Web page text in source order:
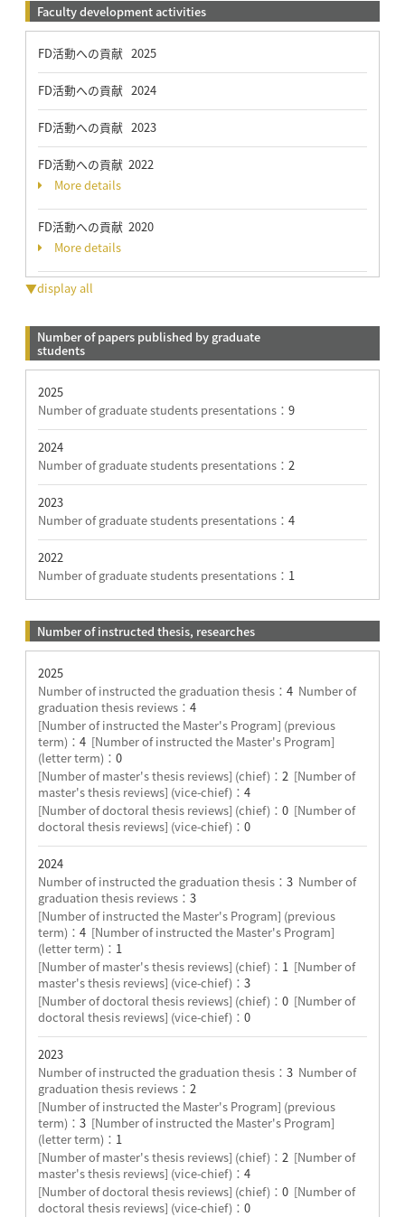
Faculty development activities
FD活動への貢献 2025
FD活動への貢献 2024
FD活動への貢献 2023
FD活動への貢献 2022
More details
FD活動への貢献 2020
More details
▼display all
Number of papers published by graduate
students
2025
Number of graduate students presentations： 9
2024
Number of graduate students presentations： 2
2023
Number of graduate students presentations： 4
2022
Number of graduate students presentations： 1
Number of instructed thesis, researches
2025
Number of instructed the graduation thesis： 4 Number of
graduation thesis reviews： 4
[Number of instructed the Master's Program] (previous
term)： 4 [Number of instructed the Master's Program]
(letter term)： 0
[Number of master's thesis reviews] (chief)： 2 [Number of
master's thesis reviews] (vice-chief)： 4
[Number of doctoral thesis reviews] (chief)： 0 [Number of
doctoral thesis reviews] (vice-chief)： 0
2024
Number of instructed the graduation thesis： 3 Number of
graduation thesis reviews： 3
[Number of instructed the Master's Program] (previous
term)： 4 [Number of instructed the Master's Program]
(letter term)： 1
[Number of master's thesis reviews] (chief)： 1 [Number of
master's thesis reviews] (vice-chief)： 3
[Number of doctoral thesis reviews] (chief)： 0 [Number of
doctoral thesis reviews] (vice-chief)： 0
2023
Number of instructed the graduation thesis： 3 Number of
graduation thesis reviews： 2
[Number of instructed the Master's Program] (previous
term)： 3 [Number of instructed the Master's Program]
(letter term)： 1
[Number of master's thesis reviews] (chief)： 2 [Number of
master's thesis reviews] (vice-chief)： 4
[Number of doctoral thesis reviews] (chief)： 0 [Number of
doctoral thesis reviews] (vice-chief)： 0